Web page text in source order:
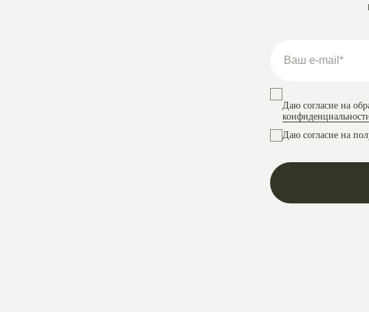
Даю согласие на
Даю согласие на